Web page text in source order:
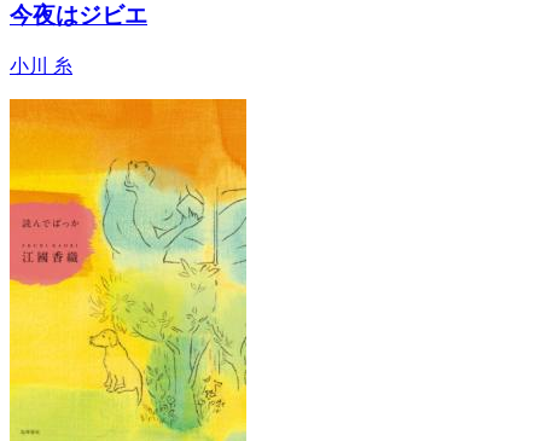
今夜はジビエ
小川 糸